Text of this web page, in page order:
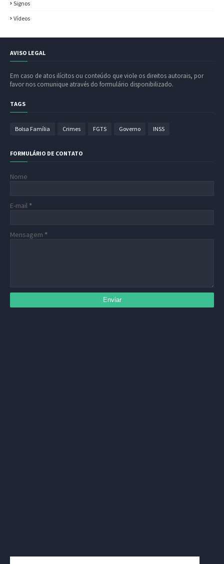
Signos
Vídeos
AVISO LEGAL
Em caso de atos ilícitos ou conteúdo que viole os direitos autorais, por
favor nos comunique através do formulário disponibilizado.
TAGS
Bolsa Família Crimes FGTS Governo INSS
FORMULÁRIO DE CONTATO
Nome
E-mail *
Mensagem *